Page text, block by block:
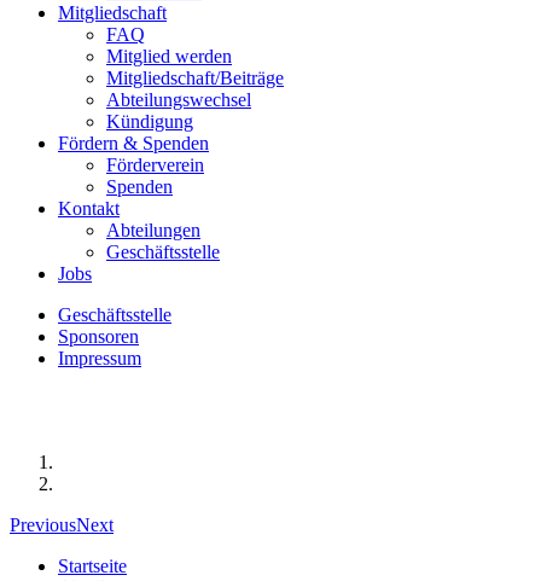
Mitgliedschaft
FAQ
Mitglied werden
Mitgliedschaft/Beiträge
Abteilungswechsel
Kündigung
Fördern & Spenden
Förderverein
Spenden
Kontakt
Abteilungen
Geschäftsstelle
Jobs
Geschäftsstelle
Sponsoren
Impressum
PreviousNext
Startseite